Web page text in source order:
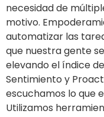
necesidad de
motivo.
automatizar las
que nuestra gente
elevando el índice
Sentimiento y
escuchamos lo que
Utilizamos